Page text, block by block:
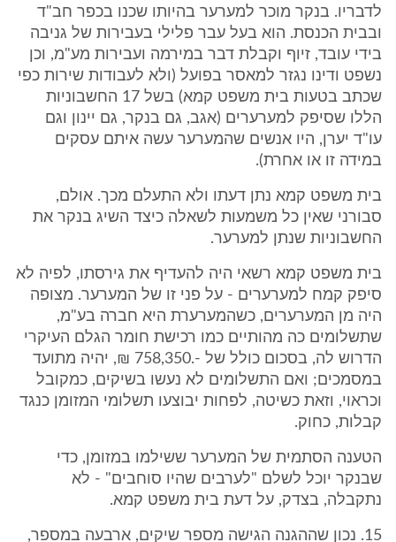
לדבריו. בנקר מוכר למערער בהיותו שכנו בכפר חב"ד
ובבית הכנסת. הוא בעל עבר פלילי בעבירות של גניבה
בידי עובד, זיוף וקבלת דבר במירמה ועבירות מע"מ, וכן
נשפט ודינו נגזר למאסר בפועל (ולא לעבודות שירות כפי
שכתב בטעות בית משפט קמא) בשל 17 החשבוניות
הללו שסיפק למערערים (אגב, גם בנקר, גם יינון וגם
עו"ד יערן, היו אנשים שהמערער עשה איתם עסקים
במידה זו או אחרת).
בית משפט קמא נתן דעתו ולא התעלם מכך. אולם,
סבורני שאין כל משמעות לשאלה כיצד השיג בנקר את
החשבוניות שנתן למערער.
בית משפט קמא רשאי היה להעדיף את גירסתו, לפיה לא
סיפק קמח למערערים - על פני זו של המערער. מצופה
היה מן המערערים, כשהמערערת היא חברה בע"מ,
שתשלומים כה מהותיים כמו רכישת חומר הגלם העיקרי
הדרוש לה, בסכום כולל של -.758,350 ₪, יהיה מתועד
במסמכים; ואם התשלומים לא נעשו בשיקים, כמקובל
וכראוי, וזאת כשיטה, לפחות יבוצעו תשלומי המזומן כנגד
קבלות, כחוק.
הטענה הסתמית של המערער ששילמו במזומן, כדי
שבנקר יוכל לשלם "לערבים שהיו סוחבים" - לא
נתקבלה, בצדק, על דעת בית משפט קמא.
15. נכון שההגנה הגישה מספר שיקים, ארבעה במספר,